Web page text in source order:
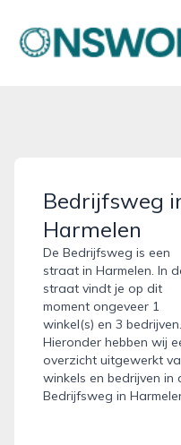
onswoerden.nl
Bedrijfsweg
Harmelen
De Bedrijfsweg is een
straat in Harmelen. In
straat vindt je op dit
moment ongeveer 1
winkel(s) en 3 bedrijven.
Hieronder hebben wij
overzicht uitgewerkt
winkels en bedrijven in
Bedrijfsweg in